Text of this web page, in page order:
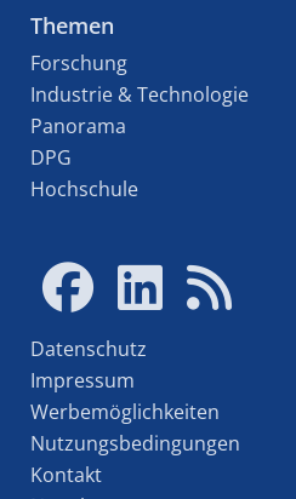
Themen
Forschung
Industrie & Technologie
Panorama
DPG
Hochschule
Datenschutz
Impressum
Werbemöglichkeiten
Nutzungsbedingungen
Kontakt